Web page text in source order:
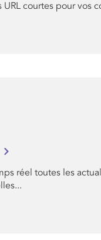
URL courtes pour vos
réel toutes les